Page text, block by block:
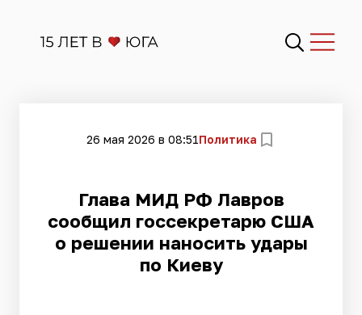
26 мая 2026 в 08:51Политика
Глава МИД РФ Лавров
сообщил госсекретарю США
о решении наносить удары
по Киеву